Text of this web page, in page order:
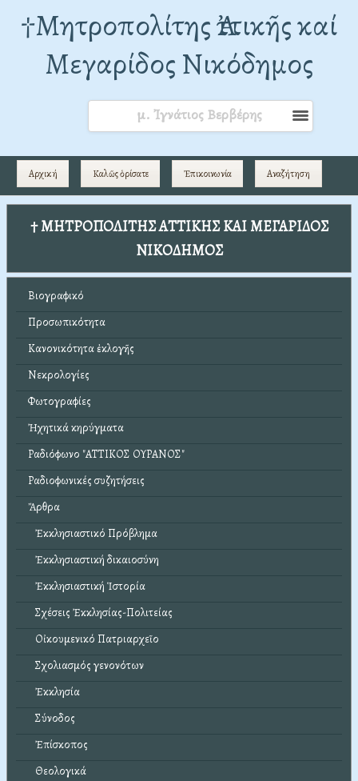
†Mητροπολίτης Ἀττικῆς καί
Μεγαρίδος Νικόδημος
μ. Ἰγνάτιος Βερβέρης
Αρχική Καλῶς ὁρίσατε Ἐπικοινωνία Αναζήτηση
† ΜΗΤΡΟΠΟΛΙΤΗΣ ΑΤΤΙΚΗΣ ΚΑΙ ΜΕΓΑΡΙΔΟΣ
ΝΙΚΟΔΗΜΟΣ
Βιογραφικό
Προσωπικότητα
Κανονικότητα ἐκλογῆς
Νεκρολογίες
Φωτογραφίες
Ἠχητικά κηρύγματα
Ραδιόφωνο "ΑΤΤΙΚΟΣ ΟΥΡΑΝΟΣ"
Ραδιοφωνικές συζητήσεις
Ἄρθρα
Ἐκκλησιαστικό Πρόβλημα
Ἐκκλησιαστική δικαιοσύνη
Ἐκκλησιαστική Ἱστορία
Σχέσεις Ἐκκλησίας-Πολιτείας
Οἰκουμενικό Πατριαρχεῖο
Σχολιασμός γενονότων
Ἐκκλησία
Σύνοδος
Ἐπίσκοπος
Θεολογικά